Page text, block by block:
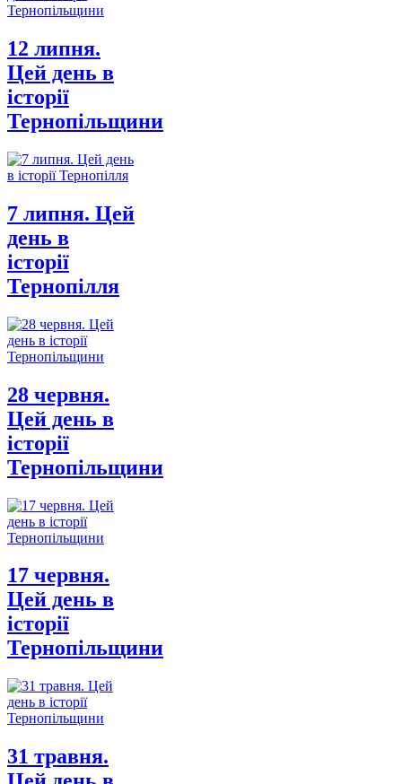
12 липня.
Цей день в
історії
Тернопільщини
7 липня. Цей
день в
історії
Тернопілля
28 червня.
Цей день в
історії
Тернопільщини
17 червня.
Цей день в
історії
Тернопільщини
31 травня.